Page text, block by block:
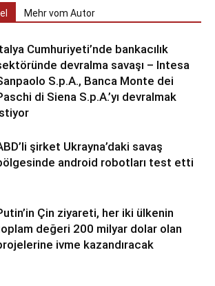
Mehr vom Autor
Cumhuriyeti’nde bankacılık
devralma savaşı – Intesa
S.p.A., Banca Monte dei
di Siena S.p.A.’yı devralmak
şirket Ukrayna’daki savaş
android robotları test etti
Çin ziyareti, her iki ülkenin
değeri 200 milyar dolar olan
ivme kazandıracak